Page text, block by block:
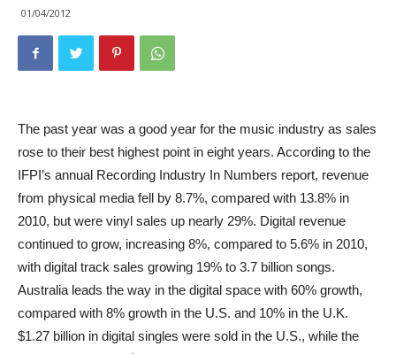
01/04/2012
The past year was a good year for the music industry as sales
rose to their best highest point in eight years. According to the
IFPI’s annual Recording Industry In Numbers report, revenue
from physical media fell by 8.7%, compared with 13.8% in
2010, but were vinyl sales up nearly 29%. Digital revenue
continued to grow, increasing 8%, compared to 5.6% in 2010,
with digital track sales growing 19% to 3.7 billion songs.
Australia leads the way in the digital space with 60% growth,
compared with 8% growth in the U.S. and 10% in the U.K.
$1.27 billion in digital singles were sold in the U.S., while the